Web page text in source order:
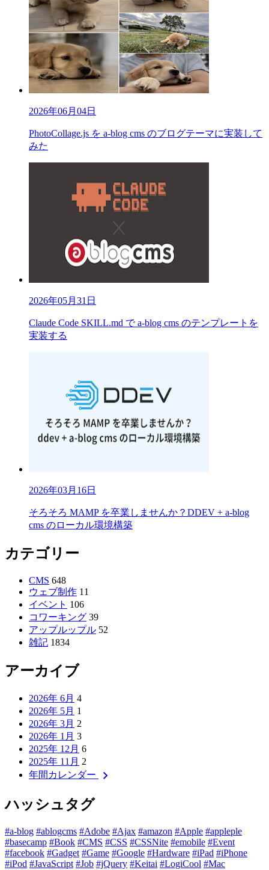
2026年06月04日
PhotoCollage.js を a-blog cms のブログテーマに実装して
みた
2026年05月31日
Claude Code SKILL.md で a-blog cms のテンプレートを
実装する
2026年03月16日
そろそろ MAMP を卒業しませんか？DDEV + a-blog
cms のローカル環境構築
カテゴリー
CMS 648
ウェブ制作 11
イベント 106
コワーキング 39
アップルップル 52
雑記 1834
アーカイブ
2026年 6月 4
2026年 5月 1
2026年 3月 2
2026年 1月 3
2025年 12月 6
2025年 11月 2
年間カレンダー
chevron_right
ハッシュタグ
#a-blog #ablogcms #Adobe #Ajax #amazon #Apple #appleple
#basecamp #Book #CMS #CSS #CSSNite #emobile #Event
#facebook #Gadget #Game #Google #Hardware #iPad #iPhone
#iPod #JavaScript #Job #jQuery #Keitai #LogiCool #Mac